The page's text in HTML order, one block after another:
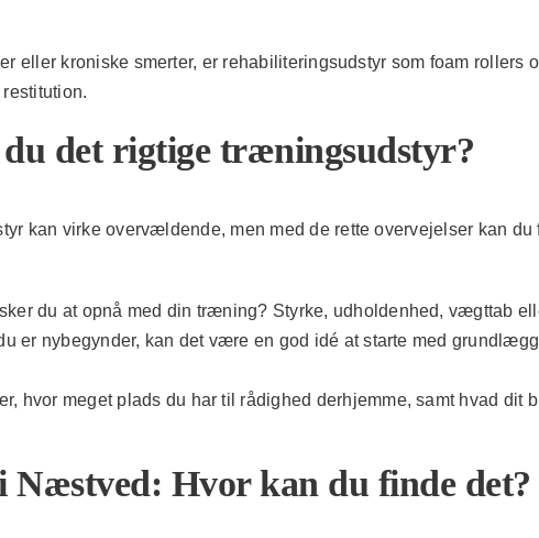
eller kroniske smerter, er rehabiliteringsudstyr som foam
det rigtige træningsudstyr?
kan virke overvældende, men med de rette overvejelser kan
du at opnå med din træning? Styrke, udholdenhed, vægttab
er nybegynder, kan det være en god idé at starte med
hvor meget plads du har til rådighed derhjemme, samt hvad dit
Hvor kan du finde det?